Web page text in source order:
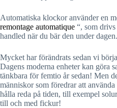
Automatiska klockor använder en
remontage automatique “, som
handled när du bär den under dagen.
Mycket har förändrats sedan vi
Dagens moderna enheter kan göra
tänkbara för femtio år sedan! Men
människor som föredrar att
hålla reda på tiden, till exempel
till och med fickur!